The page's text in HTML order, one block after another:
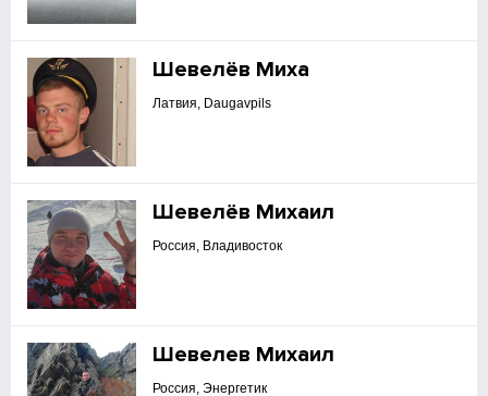
Шевелёв Миха
Латвия, Daugavpils
Шевелёв Михаил
Россия, Владивосток
Шевелев Михаил
Россия, Энергетик